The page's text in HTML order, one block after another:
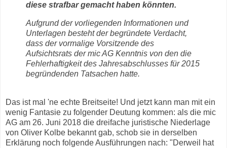
diese strafbar gemacht haben könnten.
Aufgrund der vorliegenden Informationen und
Unterlagen besteht der begründete Verdacht,
dass der vormalige Vorsitzende des
Aufsichtsrats der mic AG Kenntnis von den die
Fehlerhaftigkeit des Jahresabschlusses für 2015
begründenden Tatsachen hatte.
Das ist mal 'ne echte Breitseite! Und jetzt kann man mit ein
wenig Fantasie zu folgender Deutung kommen: als die mic
AG am 26. Juni 2018 die dreifache juristische Niederlage
von Oliver Kolbe bekannt gab, schob sie in derselben
Erklärung noch folgende Ausführungen nach: "Derweil hat